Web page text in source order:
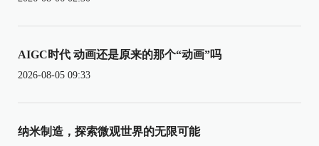
AIGC时代 动画还是原来的那个“动画”吗
2026-08-05 09:33
纳米制造，探索微观世界的无限可能